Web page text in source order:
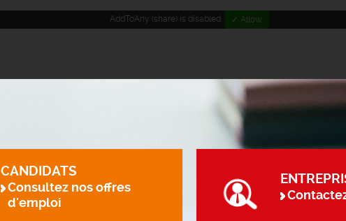
AddToAny (share) is disabled. ✓ Allow
CANDIDATS
Consultez nos offres
d'emploi